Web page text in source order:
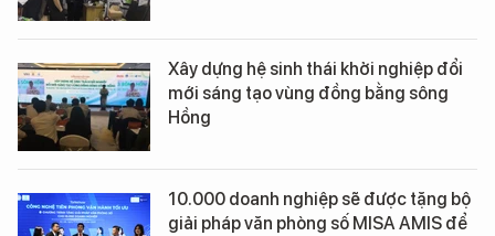
Xây dựng hệ sinh thái khởi nghiệp đổi
mới sáng tạo vùng đồng bằng sông
Hồng
10.000 doanh nghiệp sẽ được tặng bộ
giải pháp văn phòng số MISA AMIS để